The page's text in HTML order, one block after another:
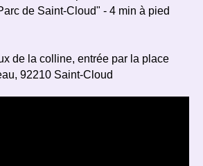
de Saint-Cloud" - 4 min à pied
de la colline, entrée par la place
92210 Saint-Cloud